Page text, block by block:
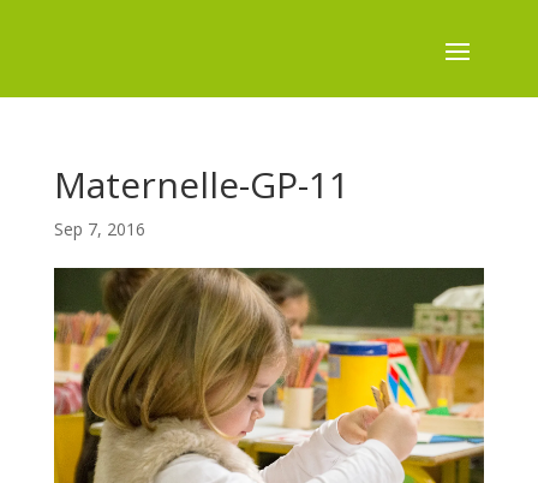
Maternelle-GP-11
Sep 7, 2016